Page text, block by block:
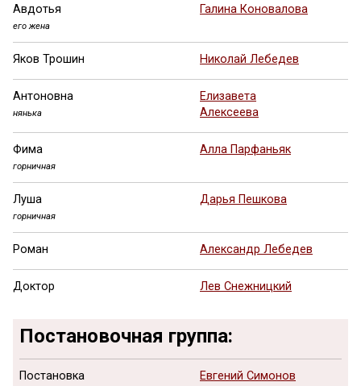
Авдотья
его жена
Галина Коновалова
Яков Трошин Николай Лебедев
Антоновна
нянька
Елизавета
Алексеева
Фима
горничная
Алла Парфаньяк
Луша
горничная
Дарья Пешкова
Роман Александр Лебедев
Доктор Лев Снежницкий
Постановочная группа:
Постановка Евгений Симонов